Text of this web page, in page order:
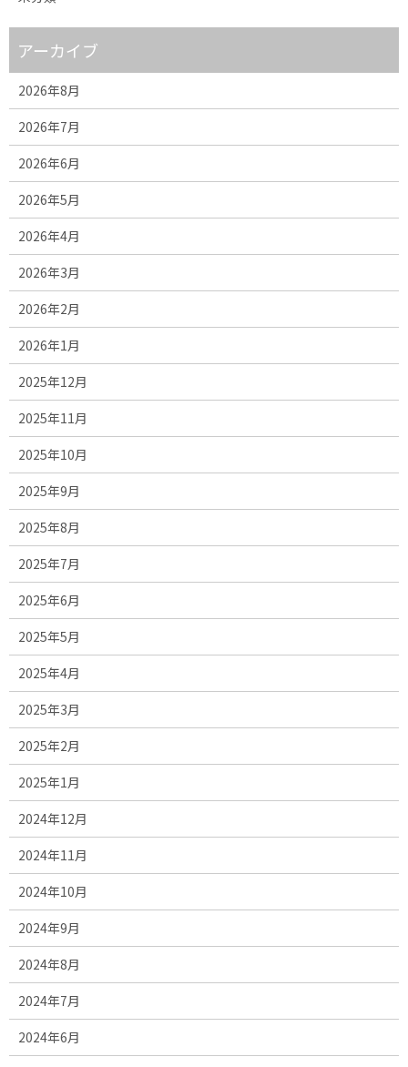
アーカイブ
2026年8月
2026年7月
2026年6月
2026年5月
2026年4月
2026年3月
2026年2月
2026年1月
2025年12月
2025年11月
2025年10月
2025年9月
2025年8月
2025年7月
2025年6月
2025年5月
2025年4月
2025年3月
2025年2月
2025年1月
2024年12月
2024年11月
2024年10月
2024年9月
2024年8月
2024年7月
2024年6月